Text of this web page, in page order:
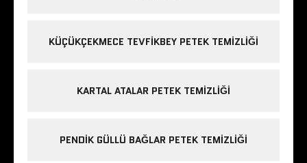
KÜÇÜKÇEKMECE TEVFIKBEY PETEK TEMIZLIĞI
KARTAL ATALAR PETEK TEMIZLIĞI
PENDIK GÜLLÜ BAĞLAR PETEK TEMIZLIĞI